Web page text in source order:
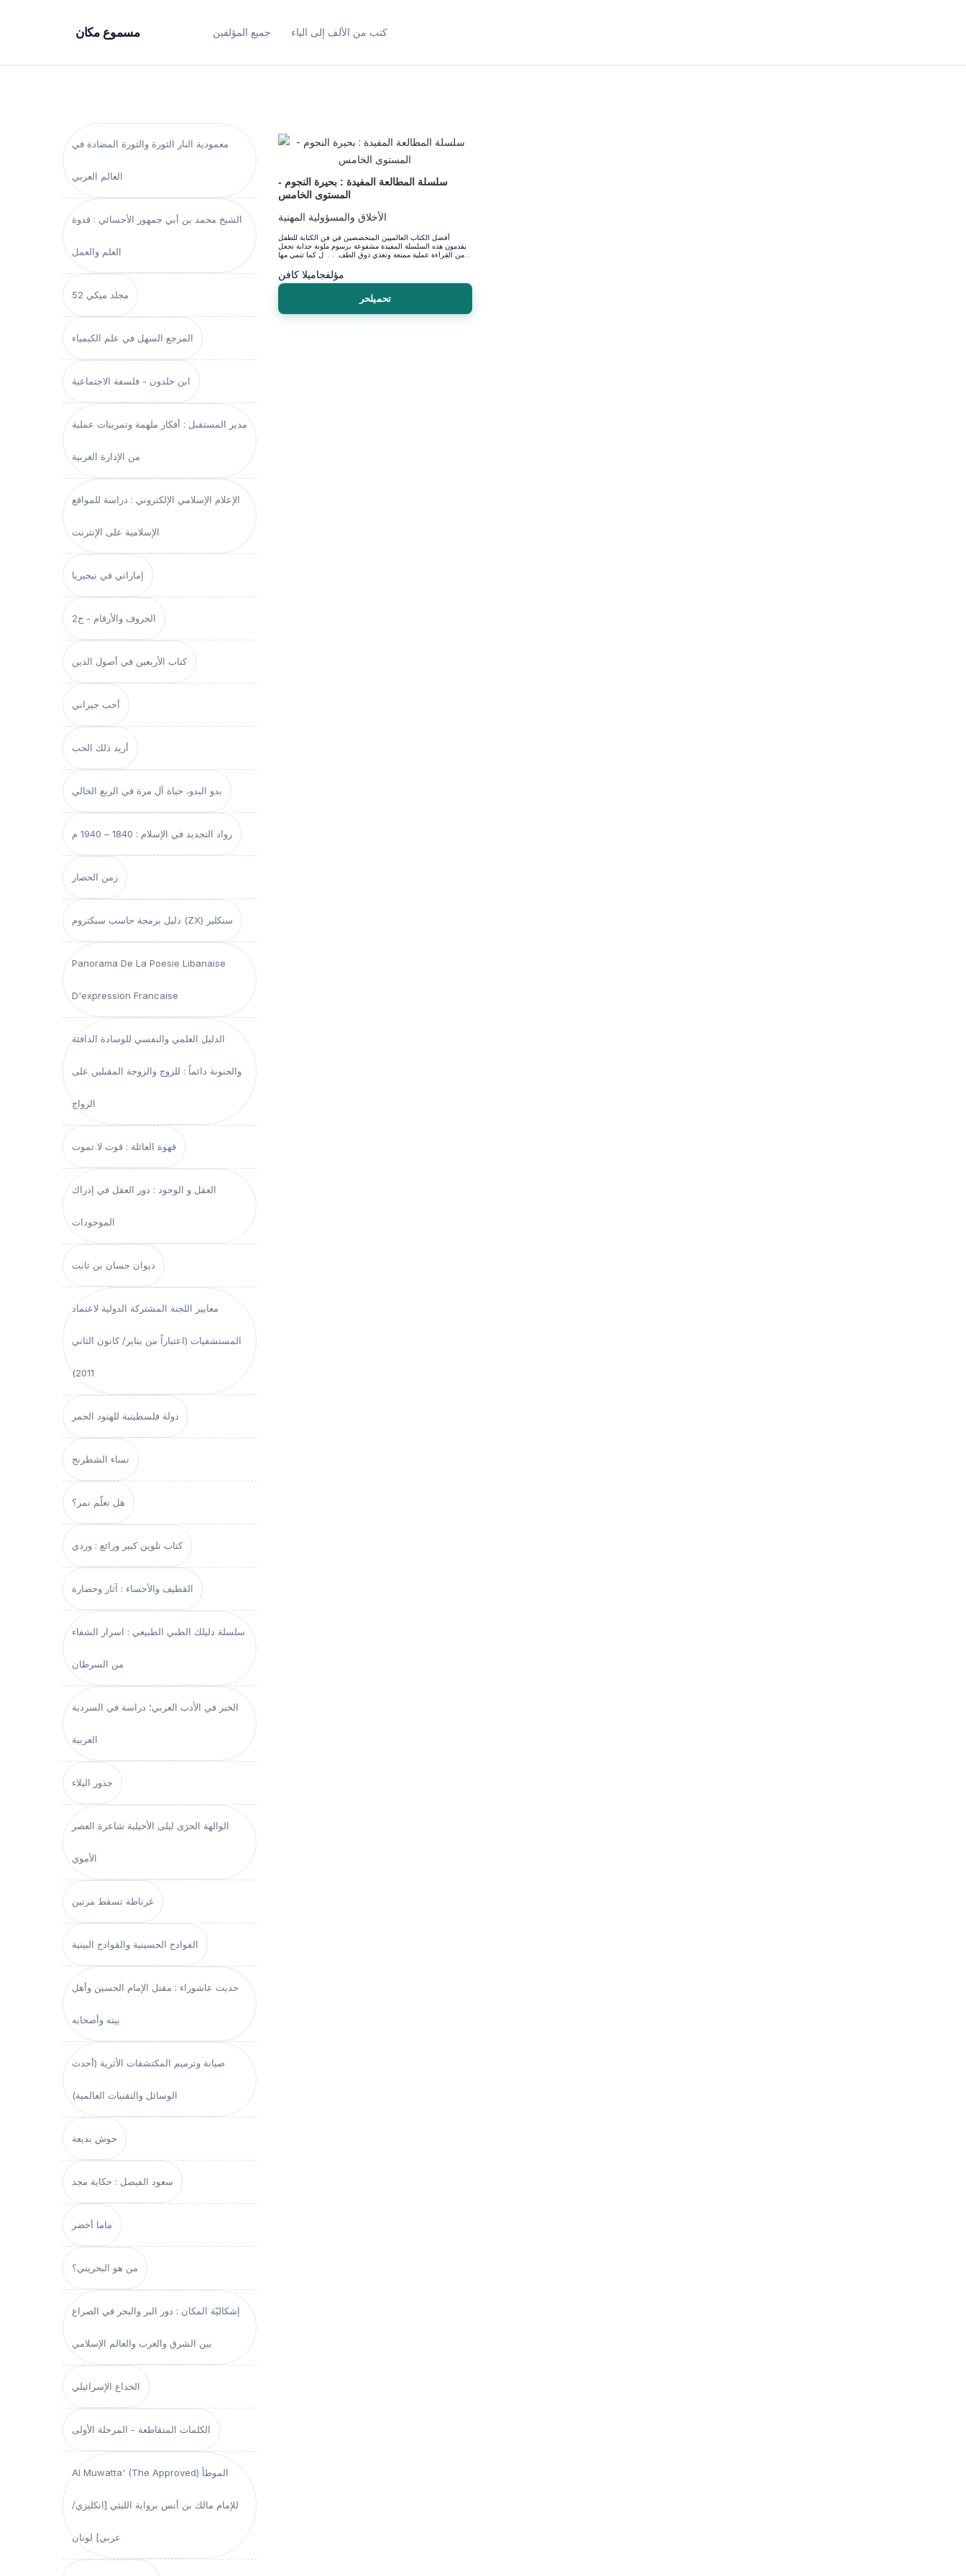
مسموع مكان جميع المؤلفين كتب من الألف إلى الياء
معمودية النار الثورة والثورة المضادة في
العالم العربي
الشيخ محمد بن أبي جمهور الأحسائي : قدوة
العلم والعمل
مجلد ميكي 52
المرجع السهل في علم الكيمياء
ابن خلدون - فلسفة الاجتماعية
مدير المستقبل : أفكار ملهمة وتمرينات عملية
من الإدارة الغربية
الإعلام الإسلامي الإلكتروني : دراسة للمواقع
الإسلامية على الإنترنت
إماراتي في نيجيريا
الحروف والأرقام - ج2
كتاب الأربعين في أصول الدين
أحب جيراني
أريد ذلك الحب
بدو البدو، حياة آل مرة في الربع الخالي
رواد التجديد في الإسلام : 1840 – 1940 م
زمن الحصار
دليل برمجة حاسب سبكتروم (ZX) سنكلير
Panorama De La Poesie Libanaise
D'expression Francaise
الدليل العلمي والنفسي للوسادة الدافئة
والحنونة دائماً : للزوج والزوجة المقبلين على
الزواج
قهوة العائلة : قوت لا تموت
العقل و الوجود : دور العقل في إدراك
الموجودات
ديوان حسان بن ثابت
معايير اللجنة المشتركة الدولية لاعتماد
المستشفيات (اعتباراً من يناير/ كانون الثاني
2011)
دولة فلسطينية للهنود الحمر
نساء الشطرنج
هل تعلّم نمر؟
كتاب تلوين كبير ورائع : وردي
القطيف والأحساء : آثار وحضارة
سلسلة دليلك الطبي الطبيعي : اسرار الشفاء
من السرطان
الخبر في الأدب العربي؛ دراسة في السردية
العربية
جذور البلاء
الوالهة الحرَى ليلى الأخيلية شاعرة العصر
الأموي
غرناطة تسقط مرتين
الفوادح الحسينية والقوادح البينية
حديث عاشوراء : مقتل الإمام الحسين وأهل
بيته وأصحابه
صيانة وترميم المكتشفات الأثرية (أحدث
الوسائل والتقنيات العالمية)
حوش بديعة
سعود الفيصل : حكاية مجد
ماما أخضر
من هو البحريني؟
إشكاليّة المكان : دور البر والبحر في الصراع
بين الشرق والغرب والعالم الإسلامي
الخداع الإسرائيلي
الكلمات المتقاطعة - المرحلة الأولى
Al Muwatta' (The Approved) الموطأ
للإمام مالك بن أنس برواية الليثي [انكليزي/
عربي] لونان
سلسلة المطالعة المفيدة : بحيرة النجوم -
المستوى الخامس
الأخلاق والمسؤولية المهنية
أفضل الكتاب العالميين المتخصصين في فن الكتابة للطفل
يقدمون هذه السلسلة المفيدة مشفوعة برسوم ملونة جذابة تجعل
مؤلفجاميلا كافن
تحميلحر